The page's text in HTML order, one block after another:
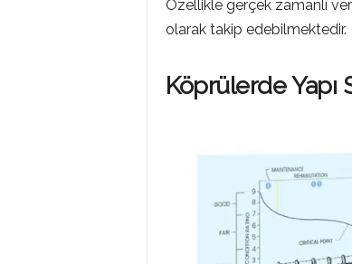
Özellikle gerçek zamanlı
olarak takip edebilmektedir.
Köprülerde Yapı